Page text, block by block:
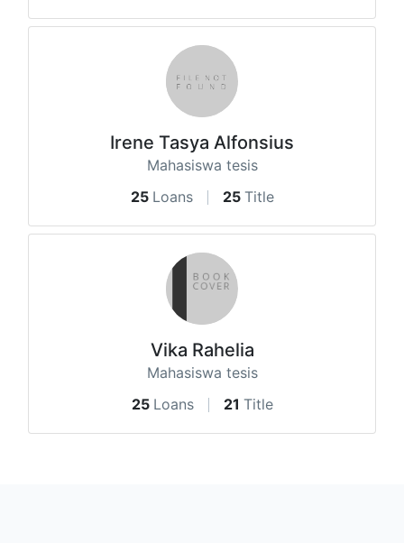
Irene Tasya Alfonsius
Mahasiswa tesis
25 Loans 25 Title
Vika Rahelia
Mahasiswa tesis
25 Loans 21 Title